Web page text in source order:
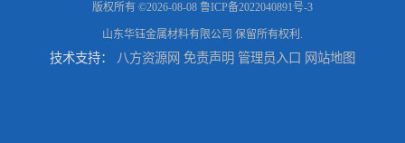
版权所有 ©2026-08-08 鲁ICP备2022040891号-3
山东华钰金属材料有限公司 保留所有权利.
技术支持： 八方资源网 免责声明 管理员入口 网站地图